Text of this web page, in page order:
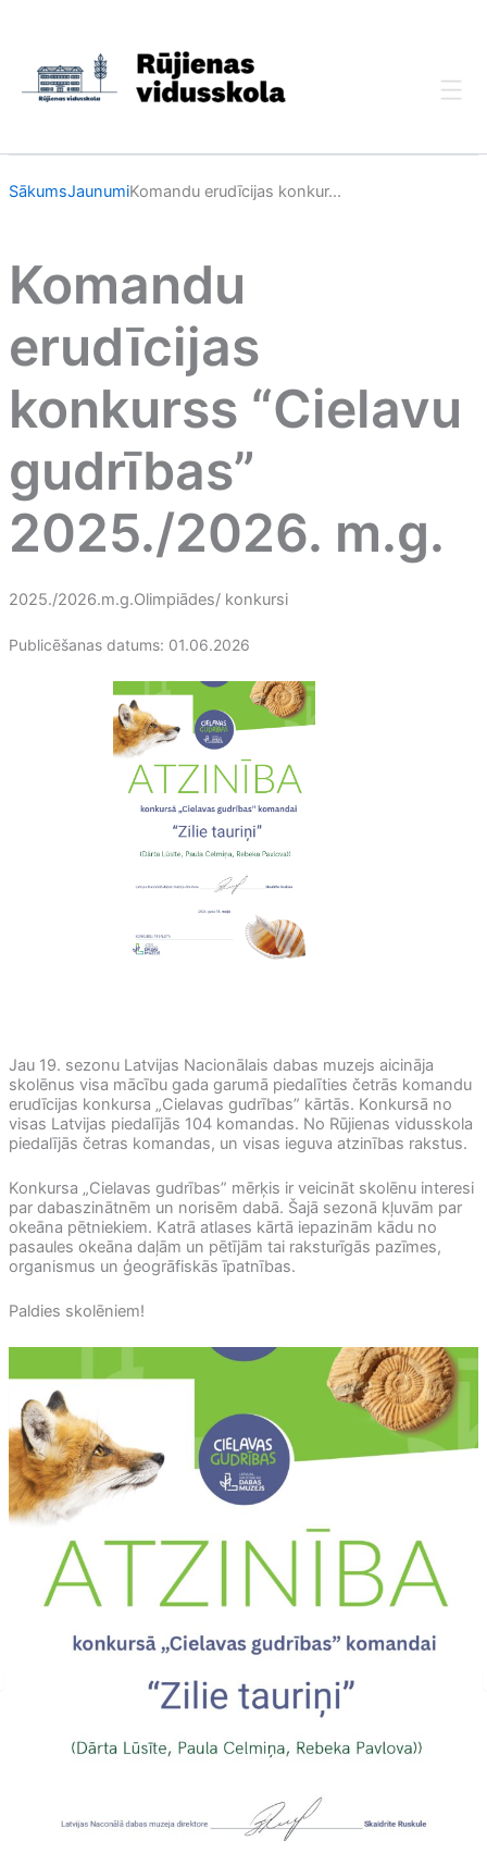
SākumsJaunumiKomandu erudīcijas konkur...
Komandu
erudīcijas
konkurss “Cielavu
gudrības”
2025./2026. m.g.
2025./2026.m.g.Olimpiādes/ konkursi
Publicēšanas datums: 01.06.2026
Jau 19. sezonu Latvijas Nacionālais dabas muzejs aicināja
skolēnus visa mācību gada garumā piedalīties četrās komandu
erudīcijas konkursa „Cielavas gudrības” kārtās. Konkursā no
visas Latvijas piedalījās 104 komandas. No Rūjienas vidusskola
piedalījās četras komandas, un visas ieguva atzinības rakstus.
Konkursa „Cielavas gudrības” mērķis ir veicināt skolēnu interesi
par dabaszinātnēm un norisēm dabā. Šajā sezonā kļuvām par
okeāna pētniekiem. Katrā atlases kārtā iepazinām kādu no
pasaules okeāna daļām un pētījām tai raksturīgās pazīmes,
organismus un ģeogrāfiskās īpatnības.
Paldies skolēniem!